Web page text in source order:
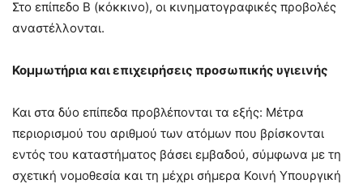
Στο επίπεδο Β (κόκκινο), οι κινηματογραφικές προβολές
αναστέλλονται.
Κομμωτήρια και επιχειρήσεις προσωπικής υγιεινής
Και στα δύο επίπεδα προβλέπονται τα εξής: Μέτρα
περιορισμού του αριθμού των ατόμων που βρίσκονται
εντός του καταστήματος βάσει εμβαδού, σύμφωνα με τη
σχετική νομοθεσία και τη μέχρι σήμερα Κοινή Υπουργική